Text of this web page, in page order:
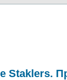
Staklers.